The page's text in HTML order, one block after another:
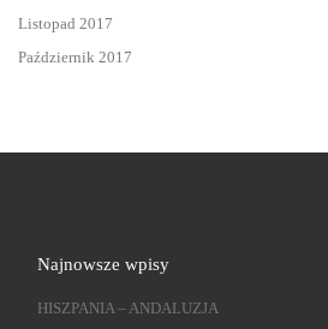
Listopad 2017
Październik 2017
Najnowsze wpisy
HISZPANIA – ANDALUZJA